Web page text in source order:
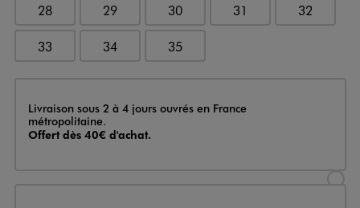
28 29 30 31 32
33 34 35
Livraison
Livraison sous 2 à 4 jours ouvrés en France
métropolitaine.
Offert dès 40€ d'achat.